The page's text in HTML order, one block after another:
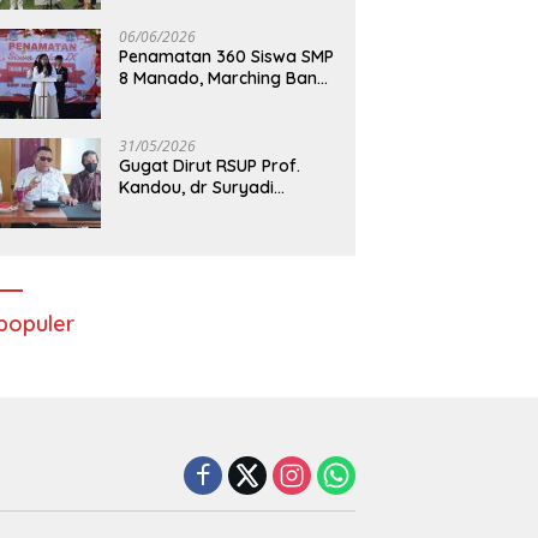
06/06/2026
Penamatan 360 Siswa SMP
8 Manado, Marching Band
31/05/2026
Gugat Dirut RSUP Prof.
Kandou, dr Suryadi